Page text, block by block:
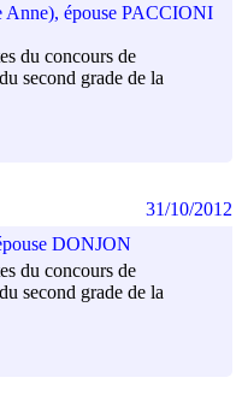
épouse PACCIONI
du concours de
second grade de la
DONJON
du concours de
second grade de la
31/10/2012